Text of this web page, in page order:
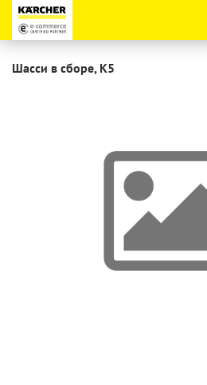
Шасси в сборе, K5